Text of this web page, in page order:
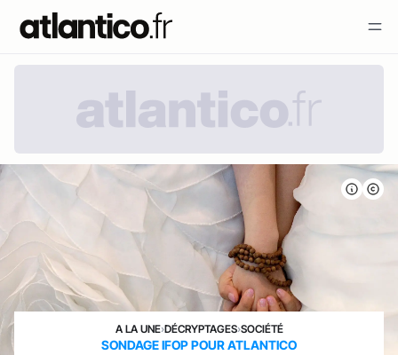
A LA UNE›DÉCRYPTAGES›SOCIÉTÉ
SONDAGE IFOP POUR ATLANTICO